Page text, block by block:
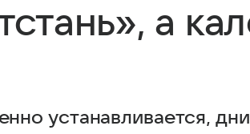
а
устанавливается,